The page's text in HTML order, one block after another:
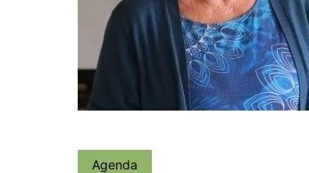
Agenda